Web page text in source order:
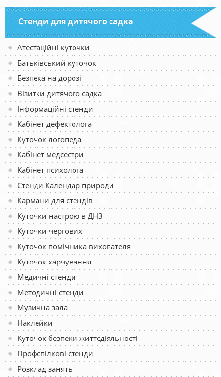
Стенди для дитячого садка
Атестаційні куточки
Батьківський куточок
Безпека на дорозі
Візитки дитячого садка
Інформаційні стенди
Кабінет дефектолога
Куточок логопеда
Кабінет медсестри
Кабінет психолога
Стенди Календар природи
Кармани для стендів
Куточки настрою в ДНЗ
Куточки чергових
Куточок помічника вихователя
Куточок харчування
Медичні стенди
Методичні стенди
Музична зала
Наклейки
Куточок безпеки життєдіяльності
Профспілкові стенди
Розклад занять